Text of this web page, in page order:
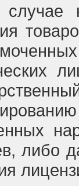
либо